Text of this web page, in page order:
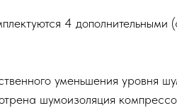
4 дополнительными
уменьшения уровня
шумоизоляция